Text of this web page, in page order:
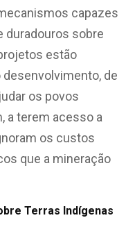
capazes
duradouros sobre
estão
de
os povos
a terem acesso a
os custos
que a mineração
Terras Indígenas